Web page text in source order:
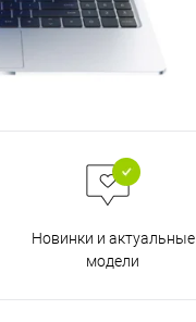
Новинки и актуальные
модели